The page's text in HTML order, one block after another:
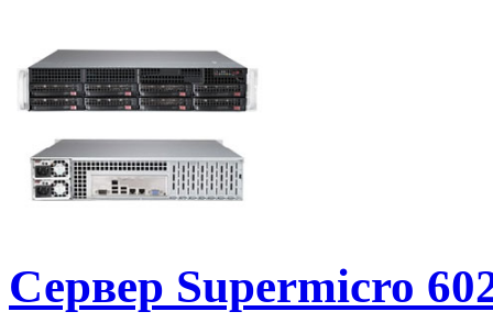
Сервер Supermicro